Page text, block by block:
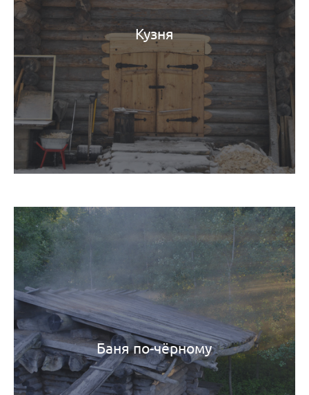
Кузня
Баня по-чёрному